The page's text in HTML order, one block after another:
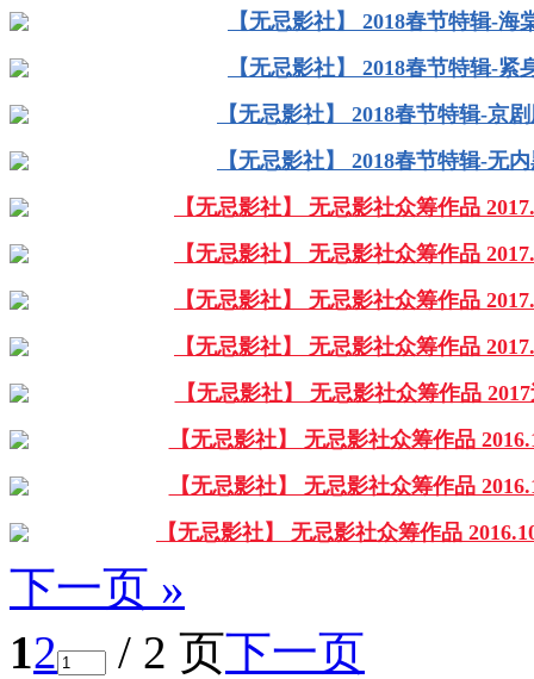
【无忌影社】 2018春节特辑-海
【无忌影社】 2018春节特辑-紧
【无忌影社】 2018春节特辑-京
【无忌影社】 2018春节特辑-无
【无忌影社】 无忌影社众筹作品
【无忌影社】 无忌影社众筹作品
【无忌影社】 无忌影社众筹作品
【无忌影社】 无忌影社众筹作品
【无忌影社】 无忌影社众筹作品
【无忌影社】 无忌影社众筹作品
【无忌影社】 无忌影社众筹作品
【无忌影社】 无忌影社众筹作品
下一页 »
12 / 2 页下一页